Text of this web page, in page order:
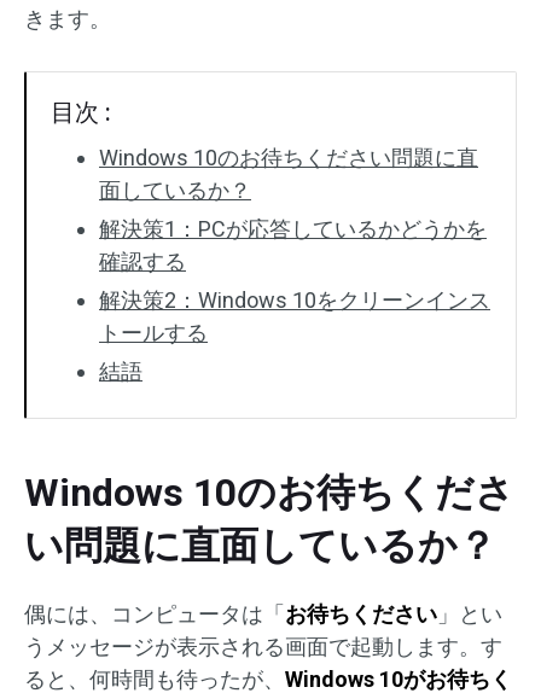
きます。
目次 :
Windows 10のお待ちください問題に直
面しているか？
解決策1：PCが応答しているかどうかを
確認する
解決策2：Windows 10をクリーンインス
トールする
結語
Windows 10のお待ちくださ
い問題に直面しているか？
偶には、コンピュータは「 お待ちください 」とい
うメッセージが表示される画面で起動します。す
ると、何時間も待ったが、 Windows 10がお待ちく